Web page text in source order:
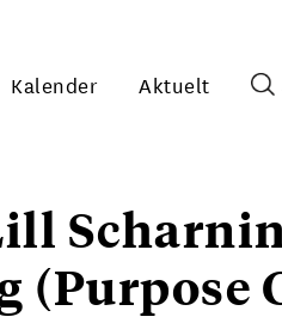
Kalender Aktuelt
(Purpose